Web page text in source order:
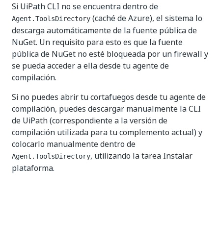
Si UiPath CLI no se encuentra dentro de
Agent.ToolsDirectory (caché de Azure), el sistema lo
descarga automáticamente de la fuente pública de
NuGet. Un requisito para esto es que la fuente
pública de NuGet no esté bloqueada por un firewall y
se pueda acceder a ella desde tu agente de
compilación.
Si no puedes abrir tu cortafuegos desde tu agente de
compilación, puedes descargar manualmente la CLI
de UiPath (correspondiente a la versión de
compilación utilizada para tu complemento actual) y
colocarlo manualmente dentro de
Agent.ToolsDirectory, utilizando la tarea Instalar
plataforma.